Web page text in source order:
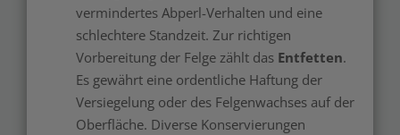
vermindertes Abperl-Verhalten und eine
schlechtere Standzeit. Zur richtigen
Vorbereitung der Felge zählt das Entfetten.
Es gewährt eine ordentliche Haftung der
Versiegelung oder des Felgenwachses auf der
Oberfläche. Diverse Konservierungen